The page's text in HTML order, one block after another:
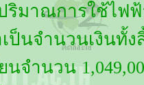
ริมาณการใช้ไฟ
ป็นจำนวนเงินทั้
จำนวน